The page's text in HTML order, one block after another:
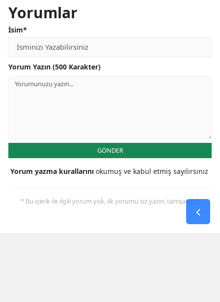
Yorumlar
İsim*
Yorum Yazın (500 Karakter)
GÖNDER
Yorum yazma kurallarını okumuş ve kabul etmiş sayılırsınız
* Bu içerik ile ilgili yorum yok, ilk yorumu siz yazın, tartışalım *